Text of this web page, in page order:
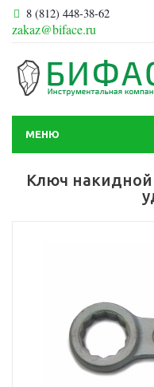
8 (812) 448-38-62
zakaz@biface.ru
МЕНЮ
Ключ